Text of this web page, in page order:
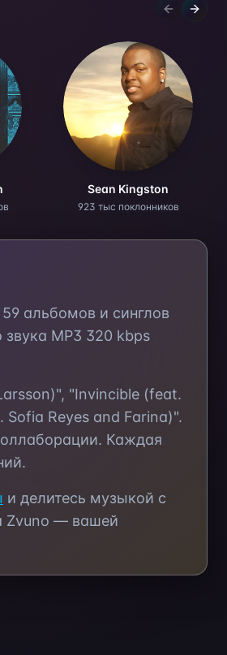
Previous
Next
Sean Kingston
923 тыс поклонников
59 альбомов и синглов
MP3 320 kbps
"Invincible (feat.
Reyes and Farina)".
Каждая
и делитесь музыкой с
Zvuno — вашей